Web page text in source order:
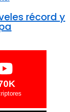
récord y